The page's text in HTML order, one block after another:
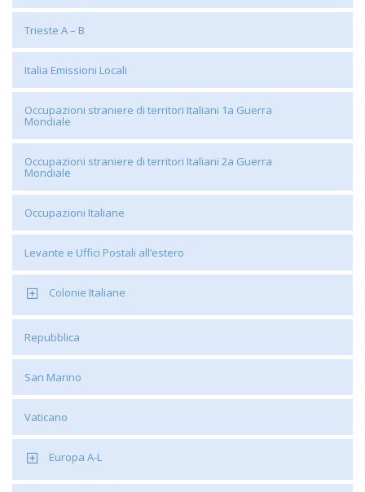
Trieste A – B
Italia Emissioni Locali
Occupazioni straniere di territori Italiani 1a Guerra
Mondiale
Occupazioni straniere di territori Italiani 2a Guerra
Mondiale
Occupazioni Italiane
Levante e Uffici Postali all’estero
Colonie Italiane
Repubblica
San Marino
Vaticano
Europa A-L